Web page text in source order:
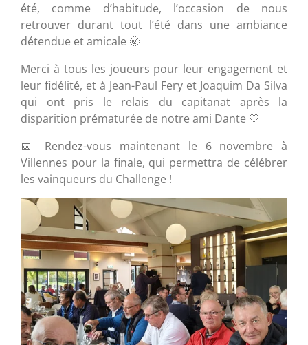
été, comme d’habitude, l’occasion de nous
retrouver durant tout l’été dans une ambiance
détendue et amicale 🌞
Merci à tous les joueurs pour leur engagement et
leur fidélité, et à Jean-Paul Fery et Joaquim Da Silva
qui ont pris le relais du capitanat après la
disparition prématurée de notre ami Dante 🤍
📅 Rendez-vous maintenant le 6 novembre à
Villennes pour la finale, qui permettra de célébrer
les vainqueurs du Challenge !